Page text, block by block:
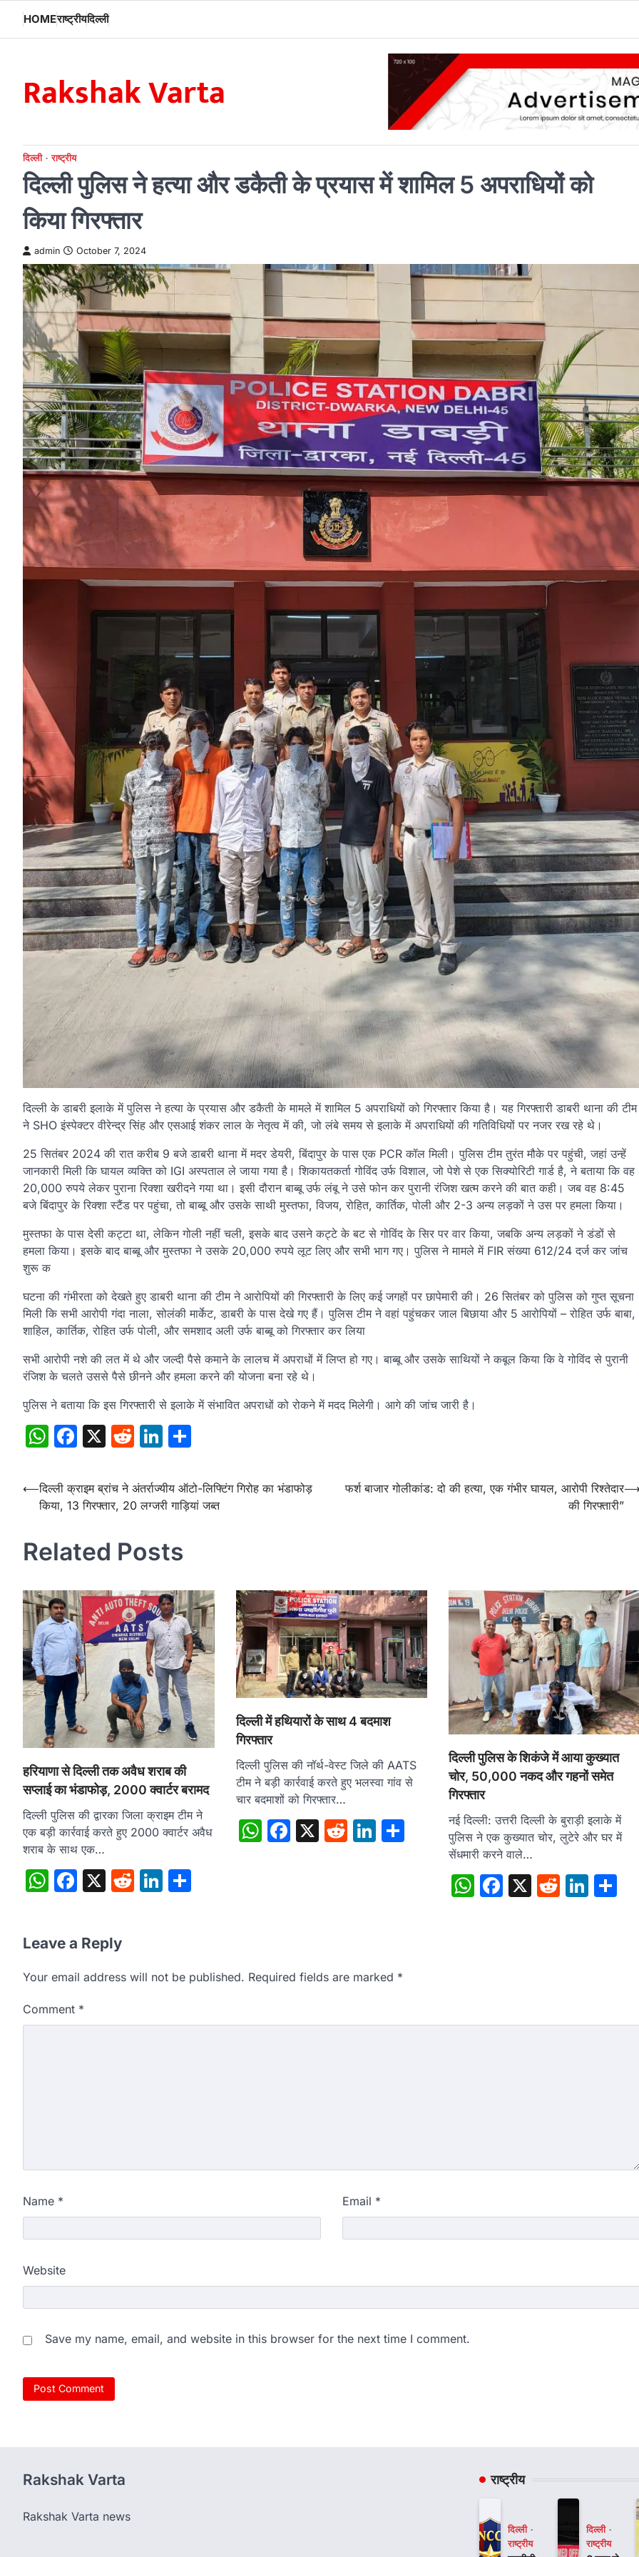
content
HOMEराष्ट्रीयदिल्ली
Rakshak Varta
दिल्ली राष्ट्रीय
दिल्ली पुलिस ने हत्या और डकैती के प्रयास में शामिल 5 अपराधियों को
किया गिरफ्तार
admin October 7, 2024
दिल्ली के डाबरी इलाके में पुलिस ने हत्या के प्रयास और डकैती के मामले में शामिल 5 अपराधियों को गिरफ्तार किया है। यह गिरफ्तारी डाबरी थाना की टीम
ने SHO इंस्पेक्टर वीरेन्द्र सिंह और एसआई शंकर लाल के नेतृत्व में की, जो लंबे समय से इलाके में अपराधियों की गतिविधियों पर नजर रख रहे थे।
25 सितंबर 2024 की रात करीब 9 बजे डाबरी थाना में मदर डेयरी, बिंदापुर के पास एक PCR कॉल मिली। पुलिस टीम तुरंत मौके पर पहुंची, जहां उन्हें
जानकारी मिली कि घायल व्यक्ति को IGI अस्पताल ले जाया गया है। शिकायतकर्ता गोविंद उर्फ विशाल, जो पेशे से एक सिक्योरिटी गार्ड है, ने बताया कि वह
20,000 रुपये लेकर पुराना रिक्शा खरीदने गया था। इसी दौरान बाब्बू उर्फ लंबू ने उसे फोन कर पुरानी रंजिश खत्म करने की बात कही। जब वह 8:45
बजे बिंदापुर के रिक्शा स्टैंड पर पहुंचा, तो बाब्बू और उसके साथी मुस्तफा, विजय, रोहित, कार्तिक, पोली और 2-3 अन्य लड़कों ने उस पर हमला किया।
मुस्तफा के पास देसी कट्टा था, लेकिन गोली नहीं चली, इसके बाद उसने कट्टे के बट से गोविंद के सिर पर वार किया, जबकि अन्य लड़कों ने डंडों से
हमला किया। इसके बाद बाब्बू और मुस्तफा ने उसके 20,000 रुपये लूट लिए और सभी भाग गए। पुलिस ने मामले में FIR संख्या 612/24 दर्ज कर जांच
शुरू क
घटना की गंभीरता को देखते हुए डाबरी थाना की टीम ने आरोपियों की गिरफ्तारी के लिए कई जगहों पर छापेमारी की। 26 सितंबर को पुलिस को गुप्त सूचना
मिली कि सभी आरोपी गंदा नाला, सोलंकी मार्केट, डाबरी के पास देखे गए हैं। पुलिस टीम ने वहां पहुंचकर जाल बिछाया और 5 आरोपियों – रोहित उर्फ बाबा,
शाहिल, कार्तिक, रोहित उर्फ पोली, और समशाद अली उर्फ बाब्बू को गिरफ्तार कर लिया
सभी आरोपी नशे की लत में थे और जल्दी पैसे कमाने के लालच में अपराधों में लिप्त हो गए। बाब्बू और उसके साथियों ने कबूल किया कि वे गोविंद से पुरानी
रंजिश के चलते उससे पैसे छीनने और हमला करने की योजना बना रहे थे।
पुलिस ने बताया कि इस गिरफ्तारी से इलाके में संभावित अपराधों को रोकने में मदद मिलेगी। आगे की जांच जारी है।
WhatsApp
Facebook
X RedditLinkedIn
Post
navigation
⟵दिल्ली क्राइम ब्रांच ने अंतर्राज्यीय ऑटो-लिफ्टिंग गिरोह का भंडाफोड़
किया, 13 गिरफ्तार, 20 लग्जरी गाड़ियां जब्त
फर्श बाजार गोलीकांड: दो की हत्या, एक गंभीर घायल, आरोपी रिश्तेदार
की गिरफ्तारी”
⟶
Related Posts
हरियाणा से दिल्ली तक अवैध शराब की
सप्लाई का भंडाफोड़, 2000 क्वार्टर बरामद
दिल्ली पुलिस की द्वारका जिला क्राइम टीम ने
एक बड़ी कार्रवाई करते हुए 2000 क्वार्टर अवैध
शराब के साथ एक…
WhatsApp
Facebook
X RedditLinkedIn
दिल्ली में हथियारों के साथ 4 बदमाश
गिरफ्तार
दिल्ली पुलिस की नॉर्थ-वेस्ट जिले की AATS
टीम ने बड़ी कार्रवाई करते हुए भलस्वा गांव से
चार बदमाशों को गिरफ्तार…
WhatsApp
Facebook
X RedditLinkedIn
Share
दिल्ली पुलिस के शिकंजे में आया कुख्यात
चोर, 50,000 नकद और गहनों समेत
गिरफ्तार
नई दिल्ली: उत्तरी दिल्ली के बुराड़ी इलाके में
पुलिस ने एक कुख्यात चोर, लुटेरे और घर में
सेंधमारी करने वाले…
WhatsApp
Facebook
X Reddit
Leave a Reply
Your email address will not be published. Required fields are marked *
Comment *
Name * Email *
Website
Save my name, email, and website in this browser for the next time I comment.
Rakshak Varta
Rakshak Varta news
राष्ट्रीय
दिल्ली
राष्ट्रीय
दिल्ली
राष्ट्रीय